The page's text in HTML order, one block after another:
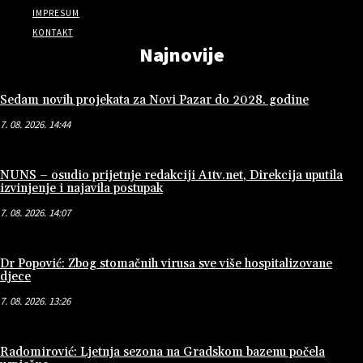
IMPRESUM
KONTAKT
Najnovije
Sedam novih projekata za Novi Pazar do 2028. godine
7. 08. 2026. 14:44
NUNS – osudio prijetnje redakciji A1tv.net, Direkcija uputila
izvinjenje i najavila postupak
7. 08. 2026. 14:07
Dr Popović: Zbog stomačnih virusa sve više hospitalizovane
djece
7. 08. 2026. 13:26
Radomirović: Ljetnja sezona na Gradskom bazenu počela